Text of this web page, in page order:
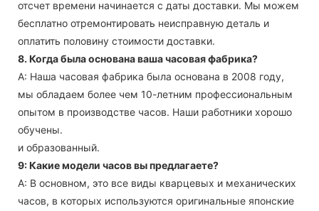
отсчет времени начинается с даты доставки. Мы можем
бесплатно отремонтировать неисправную деталь и
оплатить половину стоимости доставки.
8. Когда была основана ваша часовая фабрика?
А: Наша часовая фабрика была основана в 2008 году,
мы обладаем более чем 10-летним профессиональным
опытом в производстве часов. Наши работники хорошо
обучены.
и образованный.
9: Какие модели часов вы предлагаете?
А: В основном, это все виды кварцевых и механических
часов, в которых используются оригинальные японские